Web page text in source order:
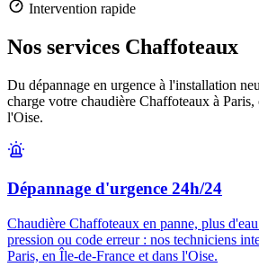
Intervention rapide
Nos services Chaffoteaux
Du dépannage en urgence à l'installation
charge votre chaudière Chaffoteaux à
l'Oise.
Dépannage d'urgence 24h/24
Chaudière Chaffoteaux en panne, plus
pression ou code erreur : nos techniciens
Paris, en Île-de-France et dans l'Oise.